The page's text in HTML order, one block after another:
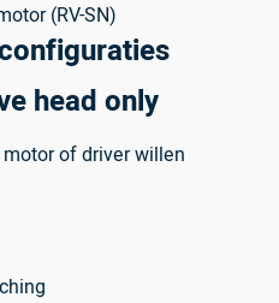
(RV-SN)
head only
motor of driver willen